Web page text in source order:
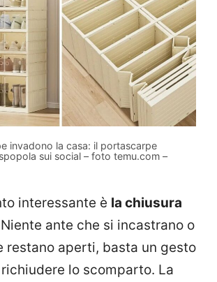
invadono la casa: il portascarpe
sui social – foto temu.com –
interessante è la chiusura
Niente ante che si incastrano o
restano aperti, basta un gesto
lo scomparto. La